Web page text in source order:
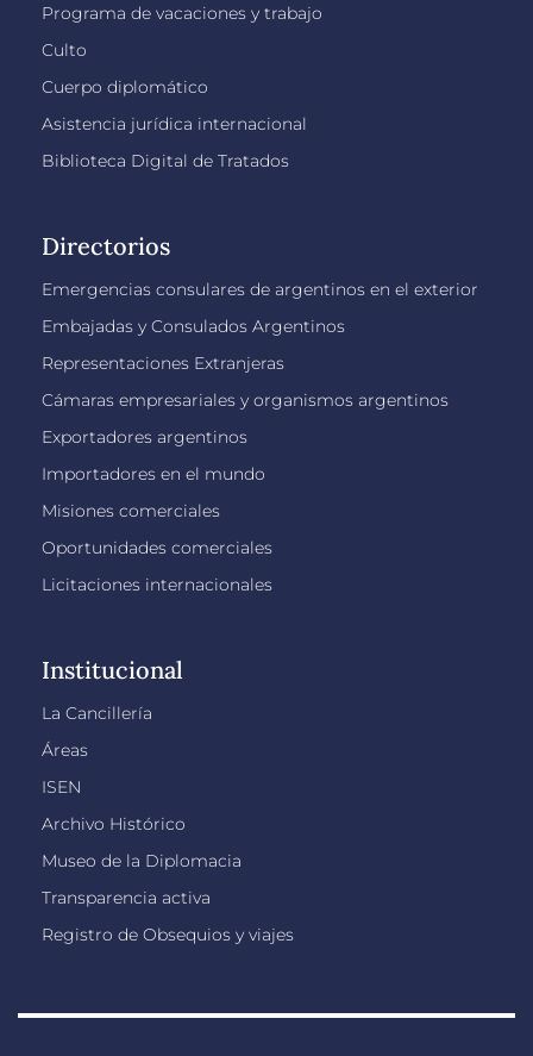
Programa de vacaciones y trabajo
Culto
Cuerpo diplomático
Asistencia jurídica internacional
Biblioteca Digital de Tratados
Directorios
Emergencias consulares de argentinos en el exterior
Embajadas y Consulados Argentinos
Representaciones Extranjeras
Cámaras empresariales y organismos argentinos
Exportadores argentinos
Importadores en el mundo
Misiones comerciales
Oportunidades comerciales
Licitaciones internacionales
Institucional
La Cancillería
Áreas
ISEN
Archivo Histórico
Museo de la Diplomacia
Transparencia activa
Registro de Obsequios y viajes